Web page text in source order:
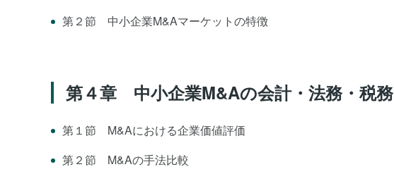
第２節 中小企業M&Aマーケットの特徴
第４章 中小企業M&Aの会計・法務・税務
第１節 M&Aにおける企業価値評価
第２節 M&Aの手法比較